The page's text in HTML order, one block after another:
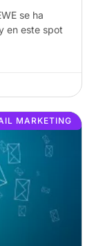
se ha
en este spot
MARKETING